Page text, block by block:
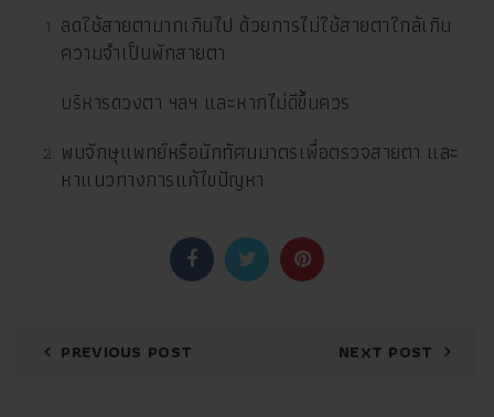
ลดใช้สายตามากเกินไป ด้วยการไม่ใช้สายตาใกล้เกิน
ความจำเป็นพักสายตา
บริหารดวงตา ฯลฯ และหากไม่ดีขึ้นควร
พบจักษุแพทย์หรือนักทัศนมาตรเพื่อตรวจสายตา และ
หาแนวทางการแก้ไขปัญหา
PREVIOUS POST NEXT POST